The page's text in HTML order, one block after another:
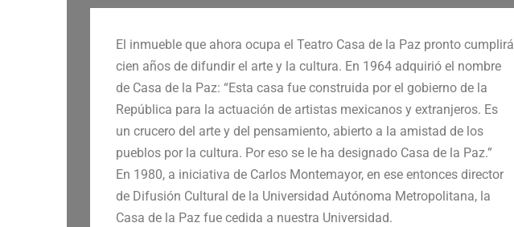
El inmueble que ahora ocupa el Teatro Casa de la Paz pronto cumplirá
cien años de difundir el arte y la cultura. En 1964 adquirió el nombre
de Casa de la Paz: “Esta casa fue construida por el gobierno de la
República para la actuación de artistas mexicanos y extranjeros. Es
un crucero del arte y del pensamiento, abierto a la amistad de los
pueblos por la cultura. Por eso se le ha designado Casa de la Paz.”
En 1980, a iniciativa de Carlos Montemayor, en ese entonces director
de Difusión Cultural de la Universidad Autónoma Metropolitana, la
Casa de la Paz fue cedida a nuestra Universidad.